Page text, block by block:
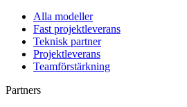
Alla modeller
Fast projektleverans
Teknisk partner
Projektleverans
Teamförstärkning
Partners